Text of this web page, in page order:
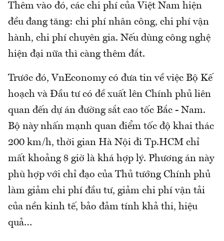
Thêm vào đó, các chi phí của Việt Nam hiện
đều đang tăng: chi phí nhân công, chi phí vận
hành, chi phí chuyên gia. Nếu dùng công nghệ
hiện đại nữa thì càng thêm đắt.
Trước đó, VnEconomy có đưa tin về việc Bộ Kế
hoạch và Đầu tư có đề xuất lên Chính phủ liên
quan đến dự án đường sắt cao tốc Bắc - Nam.
Bộ này nhấn mạnh quan điểm tốc độ khai thác
200 km/h, thời gian Hà Nội đi Tp.HCM chỉ
mất khoảng 8 giờ là khá hợp lý. Phương án này
phù hợp với chỉ đạo của Thủ tướng Chính phủ
làm giảm chi phí đầu tư, giảm chi phí vận tải
của nền kinh tế, bảo đảm tính khả thi, hiệu
quả…